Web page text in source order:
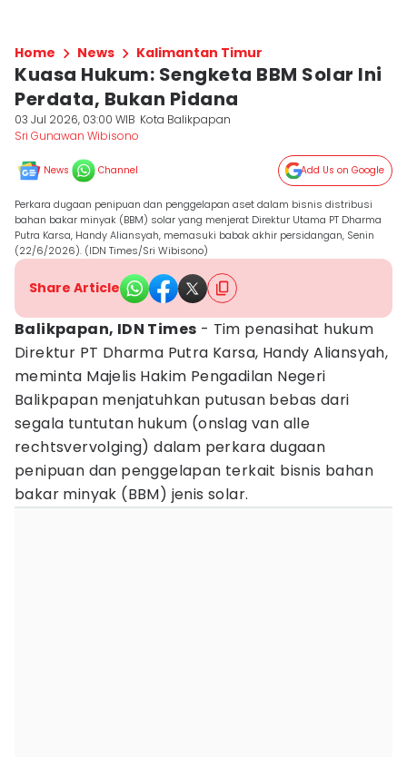
Home News Kalimantan Timur
Kuasa Hukum: Sengketa BBM Solar Ini
Perdata, Bukan Pidana
03 Jul 2026, 03:00 WIB Kota Balikpapan
Sri Gunawan Wibisono
News Channel Add Us on Google
Perkara dugaan penipuan dan penggelapan aset dalam bisnis distribusi
bahan bakar minyak (BBM) solar yang menjerat Direktur Utama PT Dharma
Putra Karsa, Handy Aliansyah, memasuki babak akhir persidangan, Senin
(22/6/2026). (IDN Times/Sri Wibisono)
Share Article
Balikpapan, IDN Times - Tim penasihat hukum
Direktur PT Dharma Putra Karsa, Handy Aliansyah,
meminta Majelis Hakim Pengadilan Negeri
Balikpapan menjatuhkan putusan bebas dari
segala tuntutan hukum (onslag van alle
rechtsvervolging) dalam perkara dugaan
penipuan dan penggelapan terkait bisnis bahan
bakar minyak (BBM) jenis solar.